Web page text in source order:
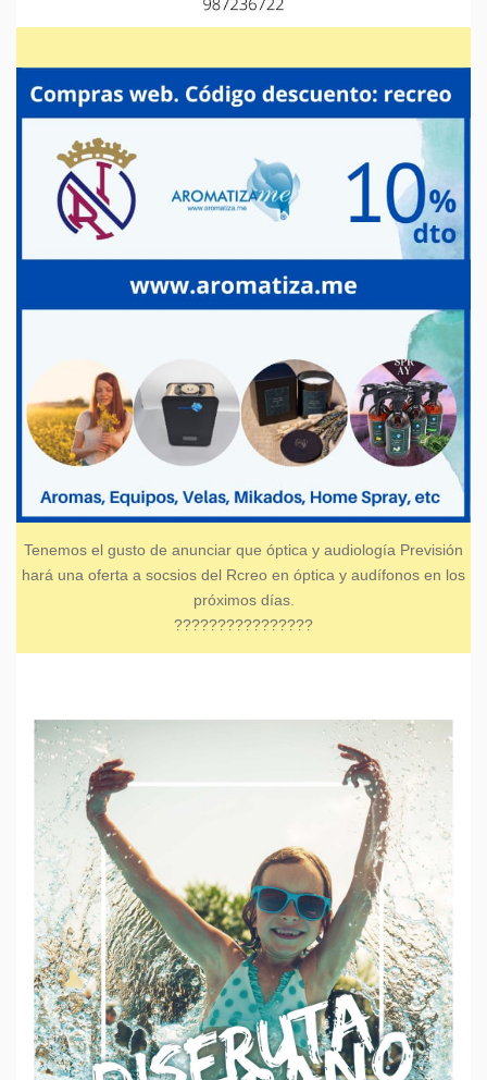
Tenemos el gusto de anunciar que óptica y audiología Previsión
hará una oferta a socsios del Rcreo en óptica y audífonos en los
próximos días.
????????????????